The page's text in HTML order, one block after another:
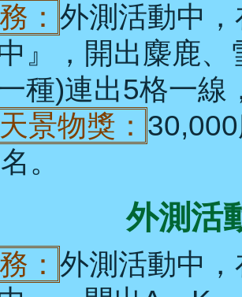
： 外測活動中
』，開出麋鹿
種)連出5格一線
景物獎：
。
外測活
： 外測活動中